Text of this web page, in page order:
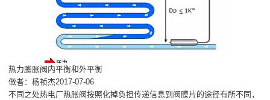
热力膨胀阀内平衡和外平衡
做者：杨祯杰2017-07-06
不同之处热电厂热胀阀按照化掉负担传递信息到阀膜片的途径有所不同，